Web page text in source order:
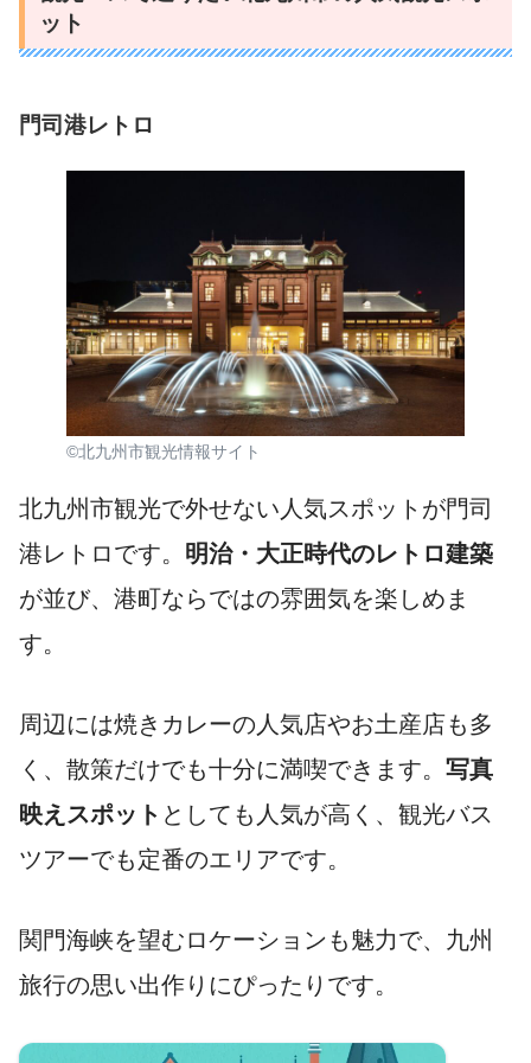
ット
門司港レトロ
©北九州市観光情報サイト
北九州市観光で外せない人気スポットが門司
港レトロです。 明治・大正時代のレトロ建築
が並び、港町ならではの雰囲気を楽しめま
す。
周辺には焼きカレーの人気店やお土産店も多
く、散策だけでも十分に満喫できます。 写真
映えスポット としても人気が高く、観光バス
ツアーでも定番のエリアです。
関門海峡を望むロケーションも魅力で、九州
旅行の思い出作りにぴったりです。